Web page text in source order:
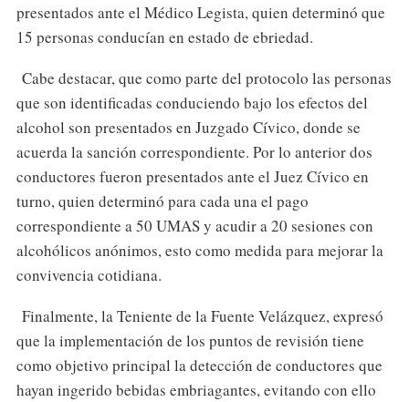
presentados ante el Médico Legista, quien determinó que
15 personas conducían en estado de ebriedad.
Cabe destacar, que como parte del protocolo las personas
que son identificadas conduciendo bajo los efectos del
alcohol son presentados en Juzgado Cívico, donde se
acuerda la sanción correspondiente. Por lo anterior dos
conductores fueron presentados ante el Juez Cívico en
turno, quien determinó para cada una el pago
correspondiente a 50 UMAS y acudir a 20 sesiones con
alcohólicos anónimos, esto como medida para mejorar la
convivencia cotidiana.
Finalmente, la Teniente de la Fuente Velázquez, expresó
que la implementación de los puntos de revisión tiene
como objetivo principal la detección de conductores que
hayan ingerido bebidas embriagantes, evitando con ello